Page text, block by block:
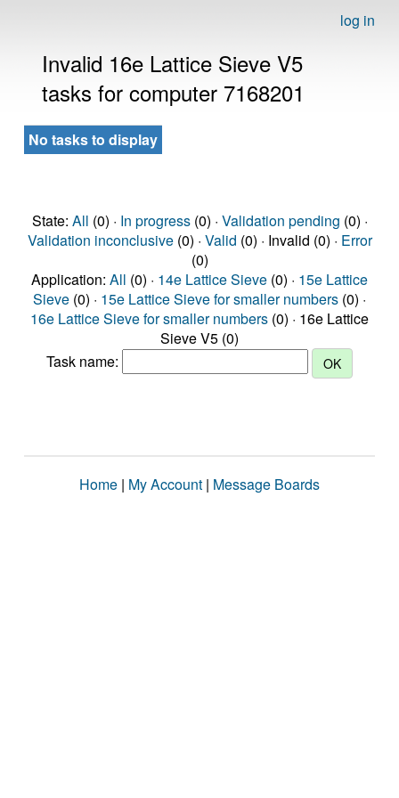
log in
Invalid 16e Lattice Sieve V5
tasks for computer 7168201
No tasks to display
State: All (0) · In progress(0) · Validation pending (0) ·
Validation inconclusive(0) · Valid (0) · Invalid (0) · Error
(0)
Application: All (0) · 14e Lattice Sieve (0) · 15e Lattice
Sieve (0) · 15e Lattice Sieve for smaller numbers (0) ·
16e Lattice Sieve for smaller numbers (0) · 16e Lattice
Sieve V5 (0)
Task name:
Home | My Account | Message Boards